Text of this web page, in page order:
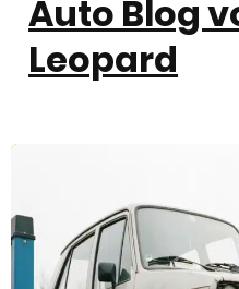
Auto Blog
Leopard